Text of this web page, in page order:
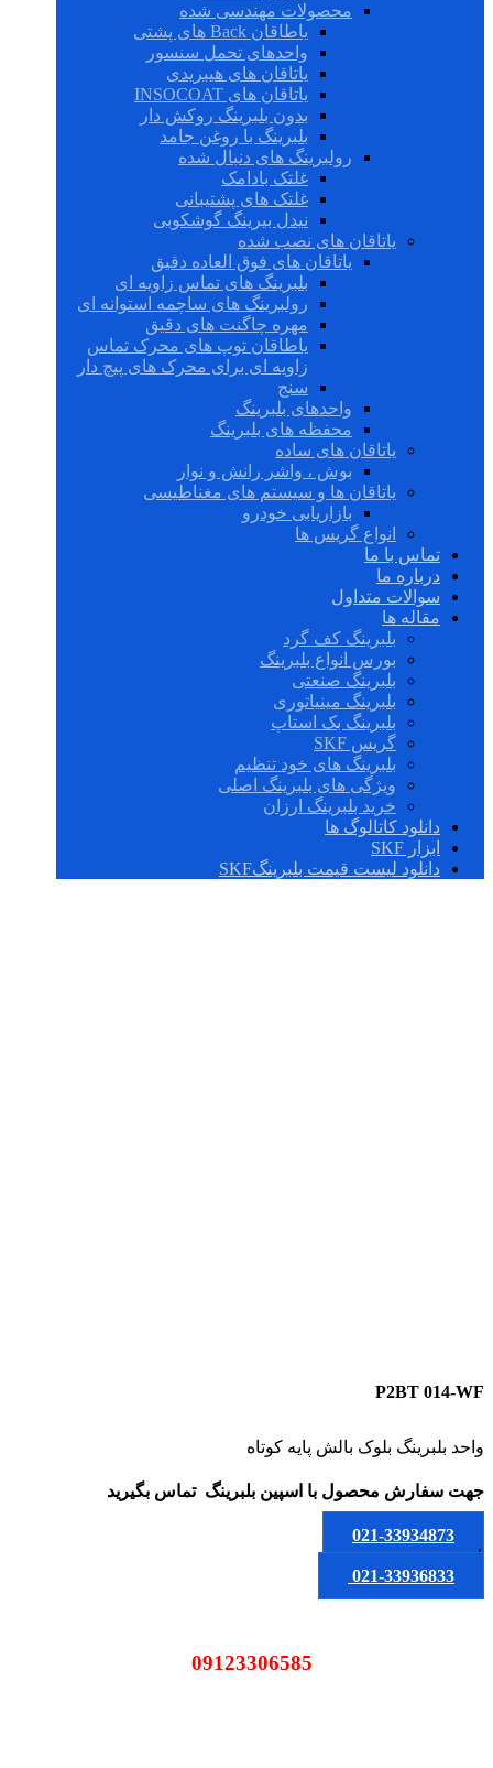
محصولات مهندسی شده
یاطاقان Back های پشتی
واحدهای تحمل سنسور
یاتاقان های هیبریدی
یاتاقان های INSOCOAT
بدون بلبرینگ روکش دار
بلبرینگ با روغن جامد
رولبرینگ های دنبال شده
غلتک بادامک
غلتک های پشتیبانی
نیدل بیرینگ گوشکوبی
یاتاقان های نصب شده
یاتاقان های فوق العاده دقیق
بلبرینگ های تماس زاویه ای
رولبرینگ های ساچمه استوانه ای
مهره چاگنت های دقیق
یاطاقان توپ های محرک تماس
زاویه ای برای محرک های پیچ دار
سنج
واحدهای بلبرینگ
محفظه های بلبرینگ
یاتاقان های ساده
بوش ، واشر رانش و نوار
یاتاقان ها و سیستم های مغناطیسی
بازاریابی خودرو
انواع گریس ها
تماس با ما
درباره ما
سوالات متداول
مقاله ها
بلبرینگ کف گرد
بورس انواع بلبرینگ
بلبرینگ صنعتی
بلبرینگ مینیاتوری
بلبرینگ بک استاپ
گریس SKF
بلبرینگ های خود تنظیم
ویژگی های بلبرینگ اصلی
خرید بلبرینگ ارزان
دانلود کاتالوگ ها
ابزار SKF
دانلود لیست قیمت بلبرینگSKF
P2BT 014-WF
واحد بلبرینگ بلوک بالش پایه کوتاه
جهت سفارش محصول با اسپین بلبرینگ تماس بگیرید
021-33934873
یا
021-33936833